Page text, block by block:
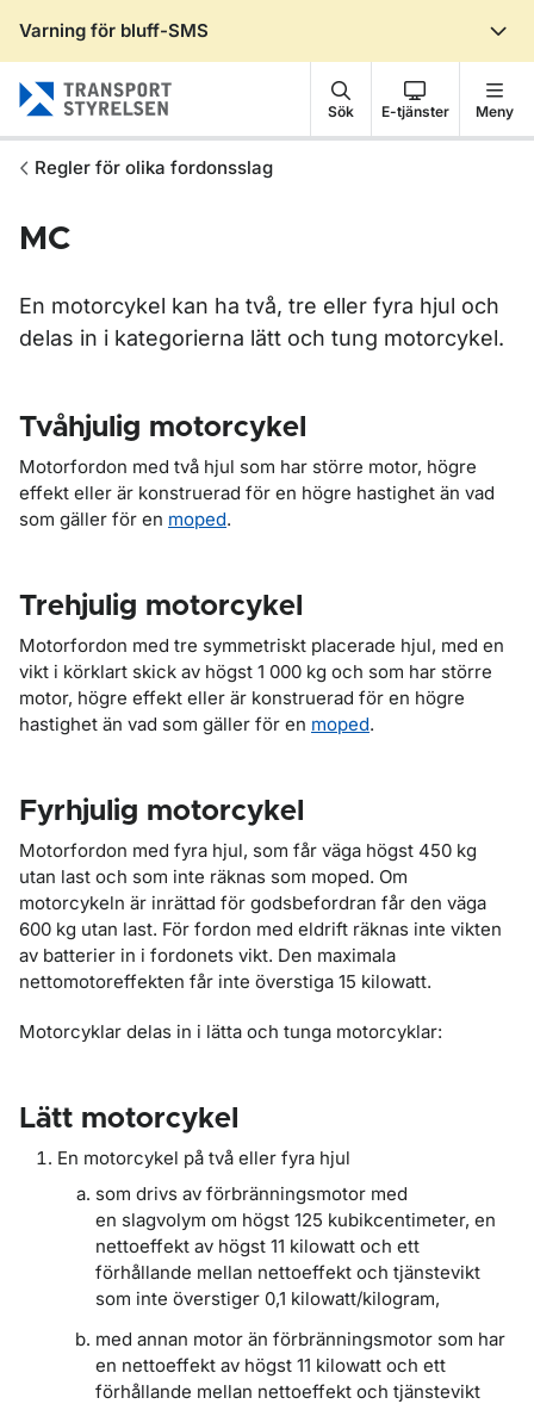
Varning för bluff-SMS
Sök E-tjänster Meny
Regler för olika fordonsslag
MC
En motorcykel kan ha två, tre eller fyra hjul och
delas in i kategorierna lätt och tung motorcykel.
Tvåhjulig motorcykel
Motorfordon med två hjul som har större motor, högre
effekt eller är konstruerad för en högre hastighet än vad
som gäller för en moped.
Trehjulig motorcykel
Motorfordon med tre symmetriskt placerade hjul, med en
vikt i körklart skick av högst 1 000 kg och som har större
motor, högre effekt eller är konstruerad för en högre
hastighet än vad som gäller för en moped.
Fyrhjulig motorcykel
Motorfordon med fyra hjul, som får väga högst 450 kg
utan last och som inte räknas som moped. Om
motorcykeln är inrättad för godsbefordran får den väga
600 kg utan last. För fordon med eldrift räknas inte vikten
av batterier in i fordonets vikt. Den maximala
nettomotoreffekten får inte överstiga 15 kilowatt.
Motorcyklar delas in i lätta och tunga motorcyklar:
Lätt motorcykel
En motorcykel på två eller fyra hjul
som drivs av förbränningsmotor med
en slagvolym om högst 125 kubikcentimeter, en
nettoeffekt av högst 11 kilowatt och ett
förhållande mellan nettoeffekt och tjänstevikt
som inte överstiger 0,1 kilowatt/kilogram,
med annan motor än förbränningsmotor som har
en nettoeffekt av högst 11 kilowatt och ett
förhållande mellan nettoeffekt och tjänstevikt